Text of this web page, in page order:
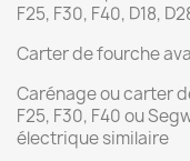
F25, F30, F40, D18,
Carter de fourche
Carénage ou carter
F25, F30, F40 ou
électrique similaire